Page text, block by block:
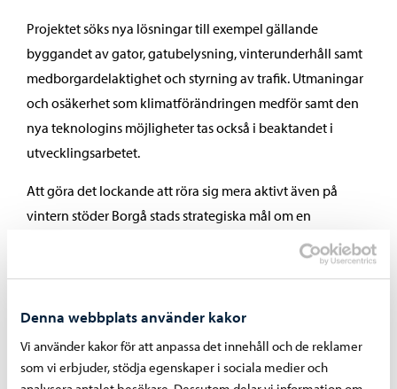
Denna webbplats använder kakor
Vi använder kakor för att anpassa det innehåll och de reklamer
som vi erbjuder, stödja egenskaper i sociala medier och
Projektet söks nya lösningar till exempel gällande
byggandet av gator, gatubelysning, vinterunderhåll samt
medborgardelaktighet och styrning av trafik. Utmaningar
och osäkerhet som klimatförändringen medför samt den
nya teknologins möjligheter tas också i beaktandet i
utvecklingsarbetet.
Att göra det lockande att röra sig mera aktivt även på
vintern stöder Borgå stads strategiska mål om en
Läs mer om projektet:
Projektet BATS: hållbara fördsätt året runt
Dela på FacebookDela på LinkedInDela på WhatsApp